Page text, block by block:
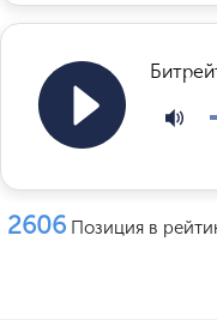
2606 Позиция в